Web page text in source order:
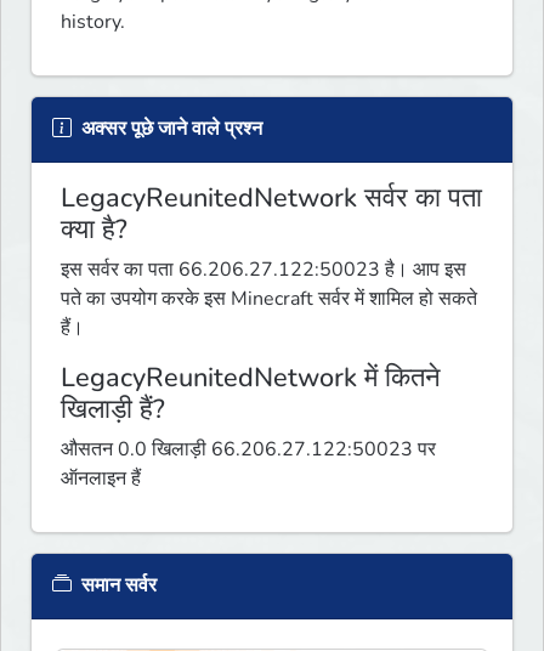
history.
अक्सर पूछे जाने वाले प्रश्न
LegacyReunitedNetwork सर्वर का पता
क्या है?
इस सर्वर का पता 66.206.27.122:50023 है। आप इस
पते का उपयोग करके इस Minecraft सर्वर में शामिल हो सकते
हैं।
LegacyReunitedNetwork में कितने
खिलाड़ी हैं?
औसतन 0.0 खिलाड़ी 66.206.27.122:50023 पर
ऑनलाइन हैं
समान सर्वर